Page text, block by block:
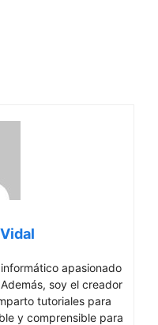
apasionado
soy el creador
tutoriales para
y comprensible para